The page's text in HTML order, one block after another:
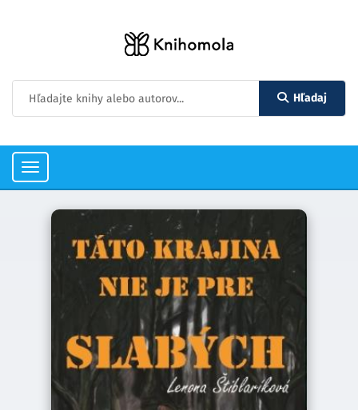
Hľadaj
Toggle
navigation